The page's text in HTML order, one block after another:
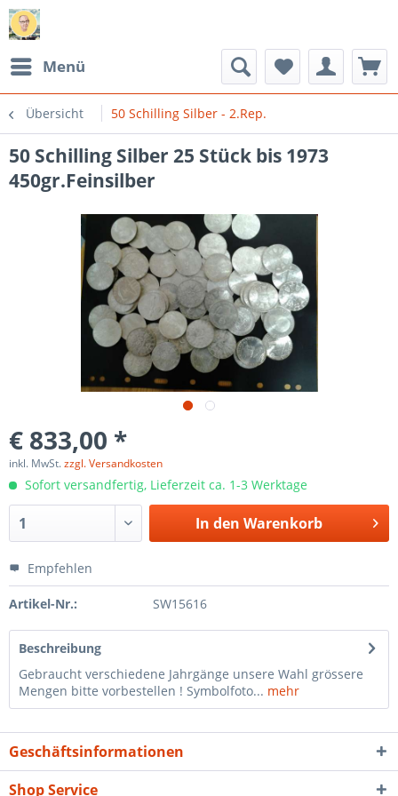
Menü
Übersicht 50 Schilling Silber - 2.Rep.
50 Schilling Silber 25 Stück bis 1973
450gr.Feinsilber
€ 833,00 *
inkl. MwSt.zzgl. Versandkosten
Sofort versandfertig, Lieferzeit ca. 1-3 Werktage
In den Warenkorb
Empfehlen
Artikel-Nr.: SW15616
Beschreibung
Gebraucht verschiedene Jahrgänge unsere Wahl grössere
Mengen bitte vorbestellen ! Symbolfoto... mehr
Geschäftsinformationen
Shop Service